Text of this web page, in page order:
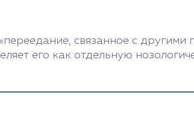
связанное с другими
его как отдельную